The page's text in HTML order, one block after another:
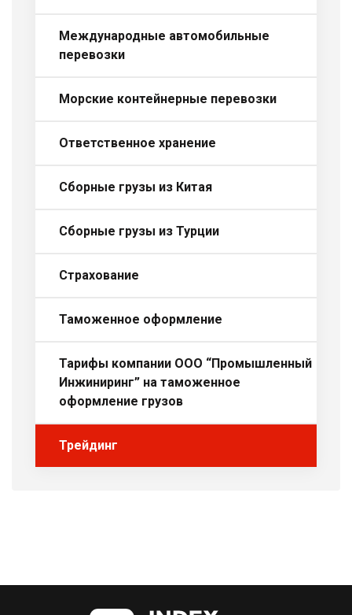
Международные автомобильные
перевозки
Морские контейнерные перевозки
Ответственное хранение
Сборные грузы из Китая
Сборные грузы из Турции
Страхование
Таможенное оформление
Тарифы компании ООО “Промышленный
Инжиниринг” на таможенное
оформление грузов
Трейдинг